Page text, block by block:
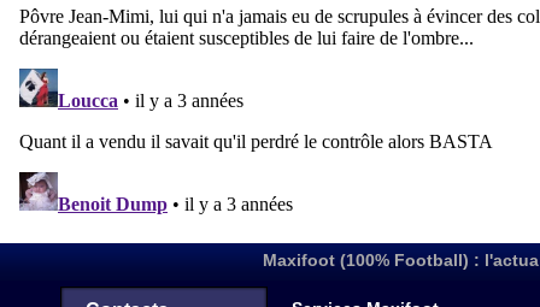
Maxifoot (100% Football) :